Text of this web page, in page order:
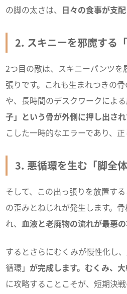
の脚の太さは、 日々の食事が支
2. スキニーを邪魔する
2つ目の敵は、スキニーパンツを
張りです。これも生まれつきの
や、長時間のデスクワークによ
子」という骨が外側に押し出さ
こした一時的なエラーであり、
3. 悪循環を生む「脚全
そして、この出っ張りを放置す
の歪みとねじれが発生します。
れ、 血液と老廃物の流れが最悪
するとさらにむくみが慢性化し
循環」 が完成します。むくみ、
に攻略することこそが、短期決